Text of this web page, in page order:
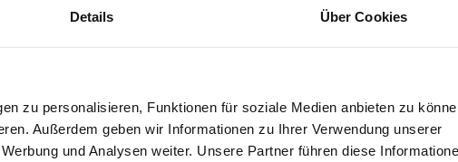
Details Über Cookies
zu personalisieren, Funktionen für soziale Medien anbieten zu
Außerdem geben wir Informationen zu Ihrer Verwendung unserer
und Analysen weiter. Unsere Partner führen diese